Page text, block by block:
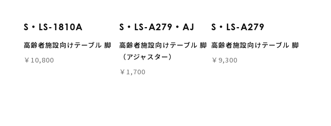
S・LS-1810A
高齢者施設向けテーブル 脚
￥10,800
S・LS-A279・AJ
高齢者施設向けテーブル 脚
（アジャスター）
￥1,700
S・LS-A279
高齢者施設向けテーブル 脚
￥9,300